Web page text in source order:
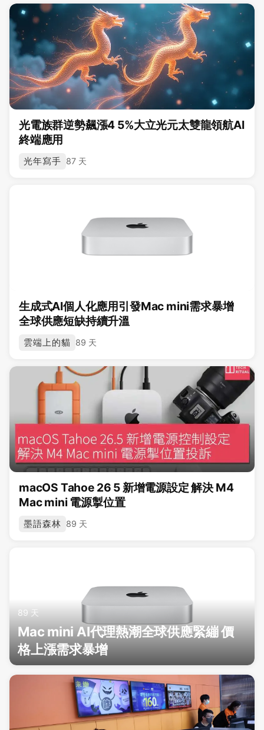
光電族群逆勢飆漲4 5%大立光元太雙龍領航AI
終端應用
光年寫手 87 天
生成式AI個人化應用引發Mac mini需求暴增
全球供應短缺持續升溫
雲端上的貓 89 天
macOS Tahoe 26 5 新增電源設定 解決 M4
Mac mini 電源掣位置
墨語森林 89 天
89 天
Mac mini AI代理熱潮全球供應緊繃 價
格上漲需求暴增